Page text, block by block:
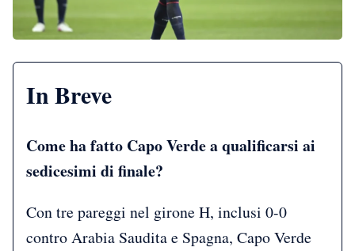
In Breve
Come ha fatto Capo Verde a qualificarsi ai
sedicesimi di finale?
Con tre pareggi nel girone H, inclusi 0-0
contro Arabia Saudita e Spagna, Capo Verde